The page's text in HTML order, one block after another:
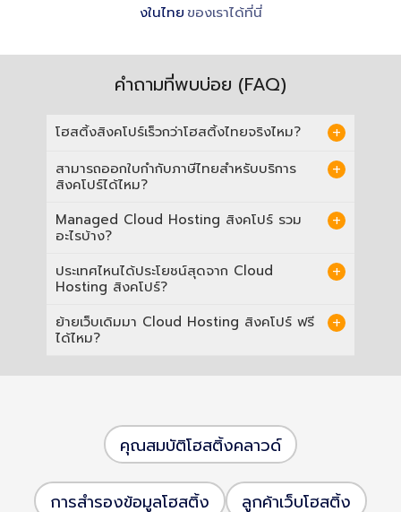
งในไทย ของเราได้ที่นี่
คำถามที่พบบ่อย (FAQ)
โฮสติ้งสิงคโปร์เร็วกว่าโฮสติ้งไทยจริงไหม?
ขึ้นอยู่กับกลุ่มผู้ใช้งานของคุณครับ หากกลุ่มเป้า
หมายหลักอยู่ในไทย โฮสติ้งไทยจะเร็วกว่า แต่ถ้า
ลูกค้าของคุณอยู่ในอินโดนีเซีย มาเลเซีย หรือทั่ว
การตอบสนอง (Response Time) ที่ดีกว่ามาก
ครับ
สามารถออกใบกำกับภาษีไทยสำหรับบริการ
สิงคโปร์ได้ไหม?
ได้แน่นอนครับ หนึ่งในจุดแข็งของเราคือ คุณ
สามารถใช้โครงสร้างพื้นฐานระดับโลกที่สิงคโปร์
ได้ โดยที่ยังสามารถออกใบกำกับภาษีในนาม
คนไทยได้ตลอด 24 ชม. ครับ
Managed Cloud Hosting สิงคโปร์ รวม
อะไรบ้าง?
Cloud Hosting สิงคโปร์
Fully Managed ทีมวิศวกรของเราดูแลเซิร์ฟเวอร์
แพตช์ความปลอดภัย และ Backup รายวัน/ราย
Infrastructure เองที่สิงคโปร์
ประเทศไหนได้ประโยชน์สุดจาก Cloud
Hosting สิงคโปร์?
ธุรกิจที่เล็งกลุ่มลูกค้าในอินโดนีเซีย มาเลเซีย
เวียดนาม และฟิลิปปินส์ จะได้ประโยชน์เรื่อง
Latency มากที่สุด เพราะสิงคโปร์เป็นจุดเชื่อมต่อ
ย้ายเว็บเดิมมา Cloud Hosting สิงคโปร์ ฟรี
ได้ไหม?
คุณสมบัติโฮสติ้งคลาวด์
การสำรองข้อมูลโฮสติ้ง ลูกค้าเว็บโฮสติ้ง